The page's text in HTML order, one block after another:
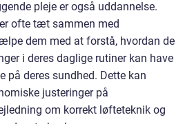
pleje er også uddannelse.
ofte tæt sammen med
dem med at forstå, hvordan de
i deres daglige rutiner kan have
på deres sundhed. Dette kan
justeringer på
om korrekt løfteteknik og